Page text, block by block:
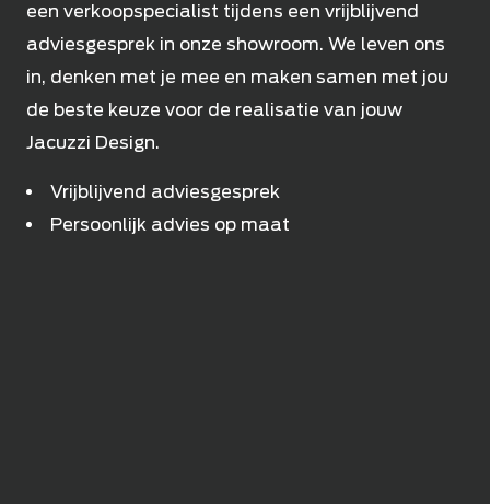
een verkoopspecialist tijdens een vrijblijvend
adviesgesprek in onze showroom. We leven ons
in, denken met je mee en maken samen met jou
de beste keuze voor de realisatie van jouw
Jacuzzi Design.
Vrijblijvend adviesgesprek
Persoonlijk advies op maat